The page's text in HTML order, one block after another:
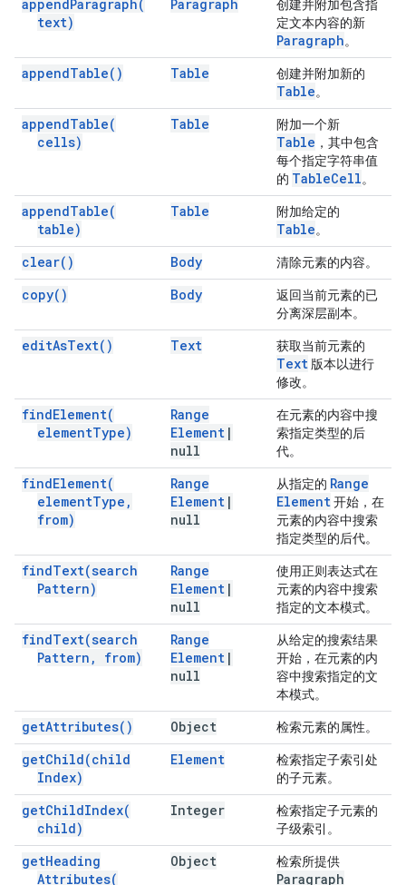
appendParagraph(
text)
Paragraph
创建并附加包含指
定文本内容的新
Paragraph。
appendTable( ) Table 创建并附加新的
Table。
appendTable(
cells)
Table 附加一个新
Table ，其中包含
每个指定字符串值
的 TableCell。
appendTable(
table)
Table 附加给定的
Table。
clear( ) Body 清除元素的内容。
copy( ) Body
返回当前元素的已
分离深层副本。
editAsText( ) Text 获取当前元素的
Text 版本以进行
修改。
findElement(
elementType)
Range
Element |
null
在元素的内容中搜
索指定类型的后
代。
findElement(
elementType ,
from)
Range
Element |
null
从指定的 Range
Element开始，在
元素的内容中搜索
指定类型的后代。
findText(search
Pattern)
Range
Element |
null
使用正则表达式在
元素的内容中搜索
指定的文本模式。
findText(search
Pattern , from)
Range
Element |
null
从给定的搜索结果
开始，在元素的内
容中搜索指定的文
本模式。
getAttributes( ) Object 检索元素的属性。
getChild(child
Index)
Element
检索指定子索引处
的子元素。
getChildIndex(
child)
Integer
检索指定子元素的
子级索引。
getHeading
Attributes(
Object 检索所提供
Paragraph